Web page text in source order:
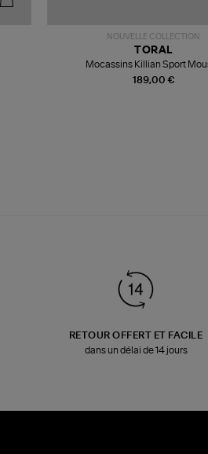
NOUVELLE COLLECTION
189,00 €
TORAL
Mocassins Killian Sport
RETOUR OFFERT ET FACILE
dans un délai de 14 jours